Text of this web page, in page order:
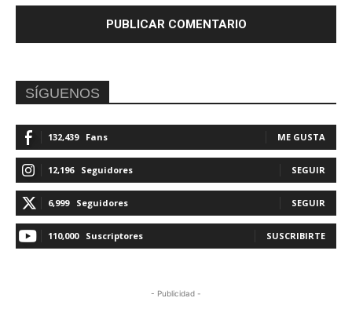
SÍGUENOS
132,439 Fans ME GUSTA
12,196 Seguidores SEGUIR
6,999 Seguidores SEGUIR
110,000 Suscriptores SUSCRIBIRTE
- Publicidad -